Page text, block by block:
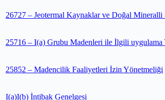
26727 – Jeotermal Kaynaklar ve Doğal
25716 – I(a) Grubu Madenleri ile İlgili uygulama
25852 – Madencilik Faaliyetleri İzin Yönetmeliği
I(a)I(b) İntibak Genelgesi